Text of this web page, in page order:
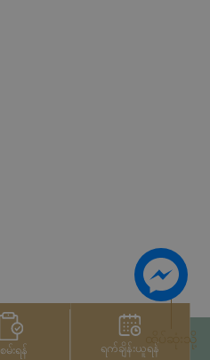
မ်းရန် ရက်ချိန်းယူရန်ထိပ်ဆုံးသို့